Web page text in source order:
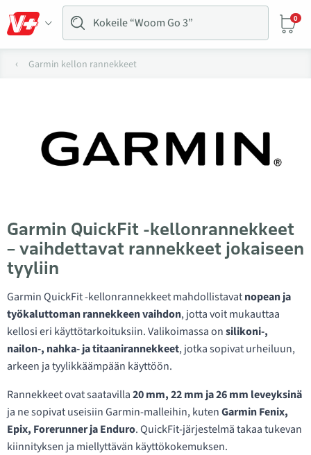
0
Garmin kellon rannekkeet
Garmin QuickFit -kellonrannekkeet
– vaihdettavat rannekkeet jokaiseen
tyyliin
Garmin QuickFit -kellonrannekkeet mahdollistavatnopean ja
työkaluttoman rannekkeen vaihdon, jotta voit mukauttaa
kellosi eri käyttötarkoituksiin. Valikoimassa onsilikoni-,
nailon-, nahka- ja titaanirannekkeet, jotka sopivat urheiluun,
arkeen ja tyylikkäämpään käyttöön.
Rannekkeet ovat saatavilla20 mm, 22 mm ja 26 mm leveyksinä
ja ne sopivat useisiin Garmin-malleihin, kutenGarmin Fenix,
Epix, Forerunner ja Enduro. QuickFit-järjestelmä takaa tukevan
kiinnityksen ja miellyttävän käyttökokemuksen.